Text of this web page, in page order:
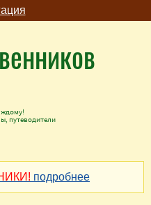
путеводители
подробнее